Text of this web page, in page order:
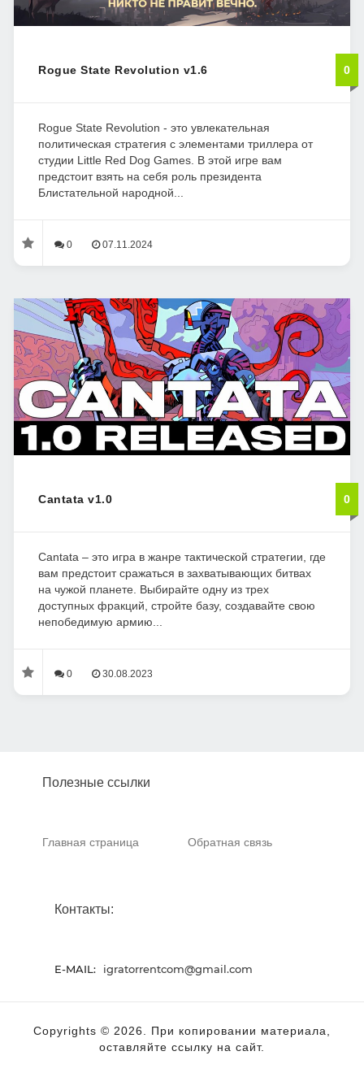
Rogue State Revolution v1.6 0
Rogue State Revolution - это увлекательная
политическая стратегия с элементами триллера от
студии Little Red Dog Games. В этой игре вам
предстоит взять на себя роль президента
Блистательной народной...
0 07.11.2024
Cantata v1.0 0
Cantata – это игра в жанре тактической стратегии, где
вам предстоит сражаться в захватывающих битвах
на чужой планете. Выбирайте одну из трех
доступных фракций, стройте базу, создавайте свою
непобедимую армию...
0 30.08.2023
Полезные ссылки
Главная страница Обратная связь
Контакты:
E-MAIL: igratorrentcom@gmail.com
Copyrights © 2026. При копировании материала,
оставляйте ссылку на сайт.